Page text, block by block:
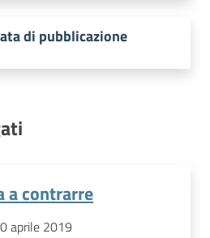
di pubblicazione
a contrarre
aprile 2019